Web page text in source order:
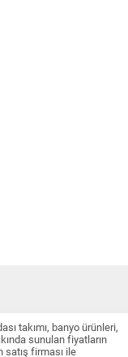
takımı, banyo ürünleri,
sunulan fiyatların
satış firması ile